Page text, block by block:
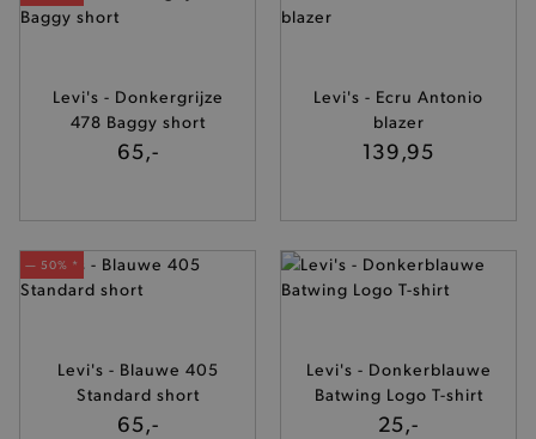
Levi's - Donkergrijze
478 Baggy short
65,-
Levi's - Ecru Antonio
blazer
139,95
— 50% *
Levi's - Blauwe 405
Standard short
65,-
Levi's - Donkerblauwe
Batwing Logo T-shirt
25,-